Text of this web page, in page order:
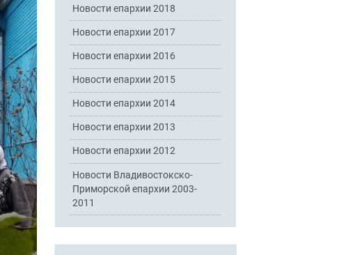
Новости епархии 2018
Новости епархии 2017
Новости епархии 2016
Новости епархии 2015
Новости епархии 2014
Новости епархии 2013
Новости епархии 2012
Новости Владивостокско-
Приморской епархии 2003-
2011